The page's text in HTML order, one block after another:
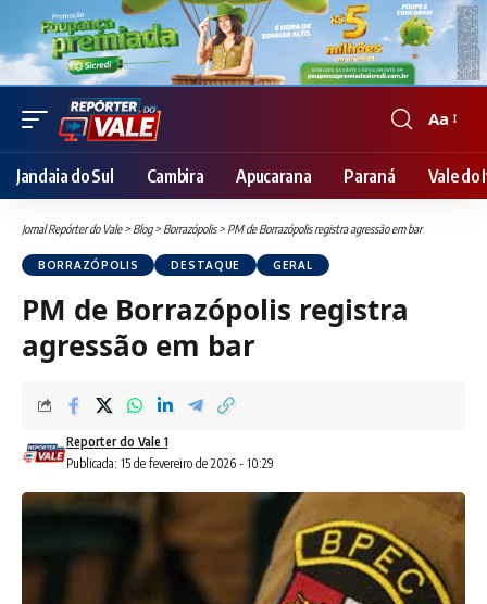
Font
Resizer
Aa
Jandaia do Sul Cambira Apucarana Paraná Vale do
Jornal Repórter do Vale> Blog> Borrazópolis> PM de Borrazópolis registra agressão em bar
BORRAZÓPOLIS DESTAQUE GERAL
PM de Borrazópolis registra
agressão em bar
Publicada: 15 de fevereiro de 2026 - 10:29
Reporter do Vale 1